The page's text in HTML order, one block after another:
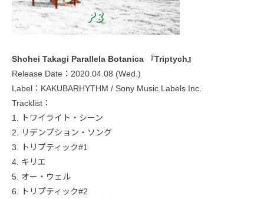
Shohei Takagi Parallela Botanica 『Triptych』
Release Date：2020.04.08 (Wed.)
Label：KAKUBARHYTHM / Sony Music Labels Inc.
Tracklist：
1. トワイライト・シーン
2. リデンプション・ソング
3. トリプティック#1
4. キリエ
5. オー・ウェル
6. トリプティック#2